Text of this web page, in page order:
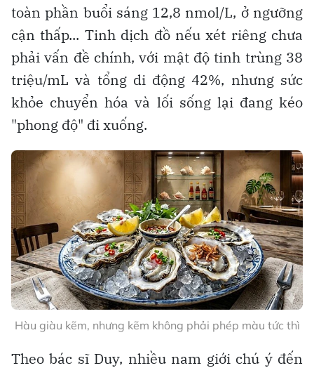
toàn phần buổi sáng 12,8 nmol/L, ở ngưỡng
cận thấp... Tinh dịch đồ nếu xét riêng chưa
phải vấn đề chính, với mật độ tinh trùng 38
triệu/mL và tổng di động 42%, nhưng sức
khỏe chuyển hóa và lối sống lại đang kéo
"phong độ" đi xuống.
Hàu giàu kẽm, nhưng kẽm không phải phép màu tức thì
Theo bác sĩ Duy, nhiều nam giới chú ý đến